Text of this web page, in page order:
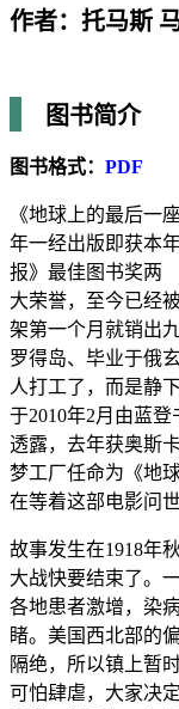
作者：托马斯
图书简介
图书格式： PDF
《地球上的最后一
年一经出版即获本
报》最佳图书奖两
大荣誉，至今已经
架第一个月就销出
罗得岛、毕业于俄
人打工了，而是静
于2010年2月由蓝
透露，去年获奥斯
梦工厂任命为《地
在等着这部电影问世
故事发生在1918年
大战快要结束了。
各地患者激增，染
睹。美国西北部的
隔绝，所以镇上暂
可怕肆虐，大家决